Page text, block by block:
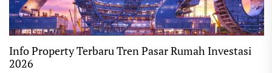
Info Property Terbaru Tren Pasar Rumah Investasi
2026